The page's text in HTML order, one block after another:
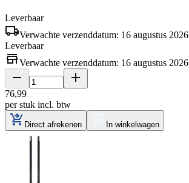
Leverbaar
Verwachte verzenddatum: 16 augustus 2026
Leverbaar
Verwachte verzenddatum: 16 augustus 2026
76,99
per stuk incl. btw
Direct afrekenen In winkelwagen